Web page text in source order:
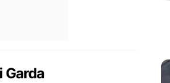
Garda